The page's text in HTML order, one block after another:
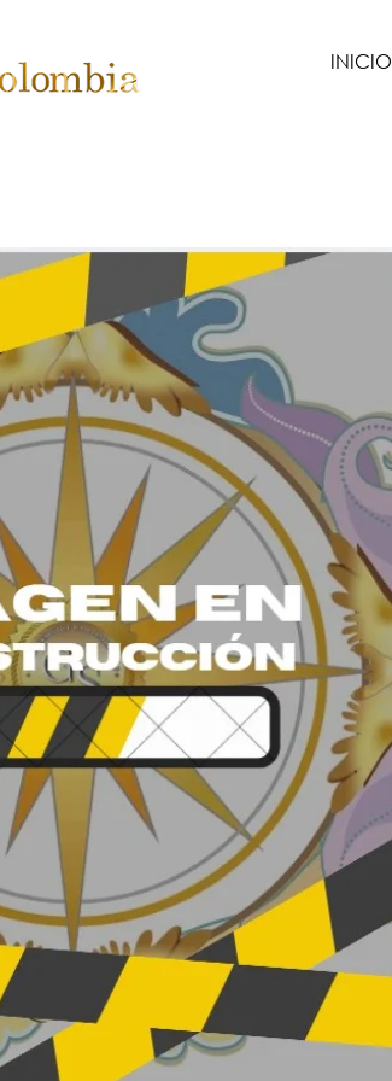
INICIO